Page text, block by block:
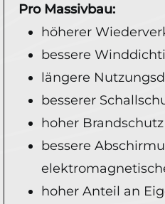
Pro Massivbau:
höherer
bessere
längere
besserer
hoher Brandschutz
bessere
hoher Anteil an